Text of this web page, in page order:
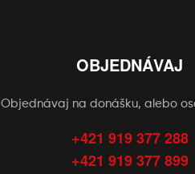
OBJEDNÁVAJ
Objednávaj na donášku, alebo
+421 919 377 288
+421 919 377 899